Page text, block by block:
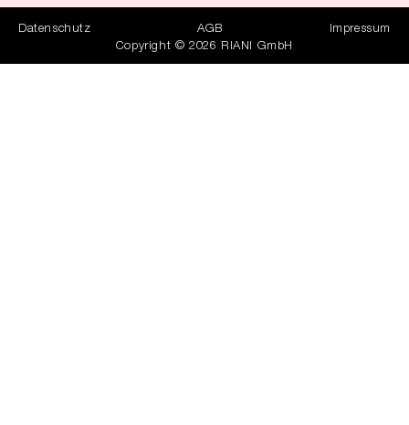
Datenschutz AGB
Impressum
Copyright © 2026 RIANI GmbH